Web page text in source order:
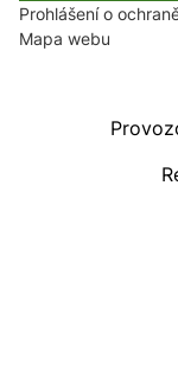
Prohlášení o
Mapa webu